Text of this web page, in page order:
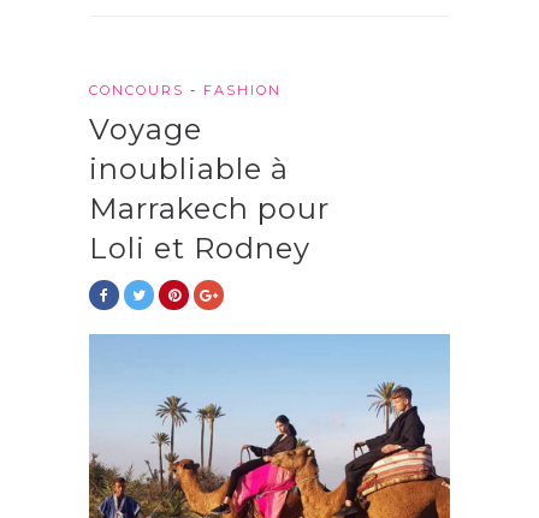
CONCOURS - FASHION
Voyage
inoubliable à
Marrakech pour
Loli et Rodney